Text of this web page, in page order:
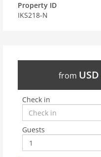
Property ID
IKS218-N
from USD
Check in
Guests